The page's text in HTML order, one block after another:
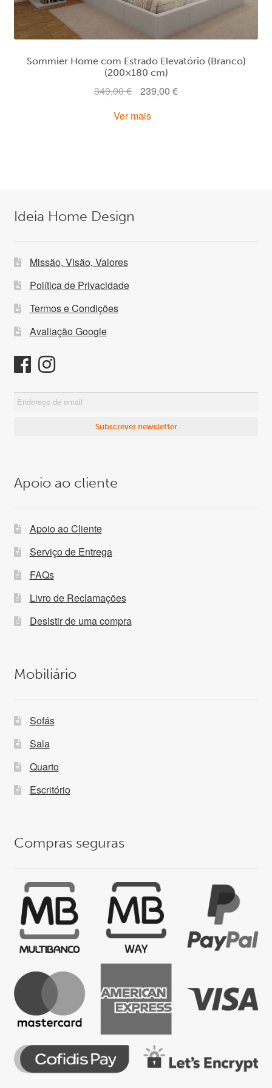
Sommier Home com Estrado Elevatório (Branco)
(200×180 cm)
349,00€
O
original
239,00 €O
Ver mais
Ideia Home Design
Missão, Visão, Valores
Política de Privacidade
Termos e Condições
Avaliação Google
Apoio ao cliente
Apoio ao Cliente
Serviço de Entrega
FAQs
Livro de Reclamações
Desistir de uma compra
Mobiliário
Sofás
Sala
Quarto
Escritório
Compras seguras